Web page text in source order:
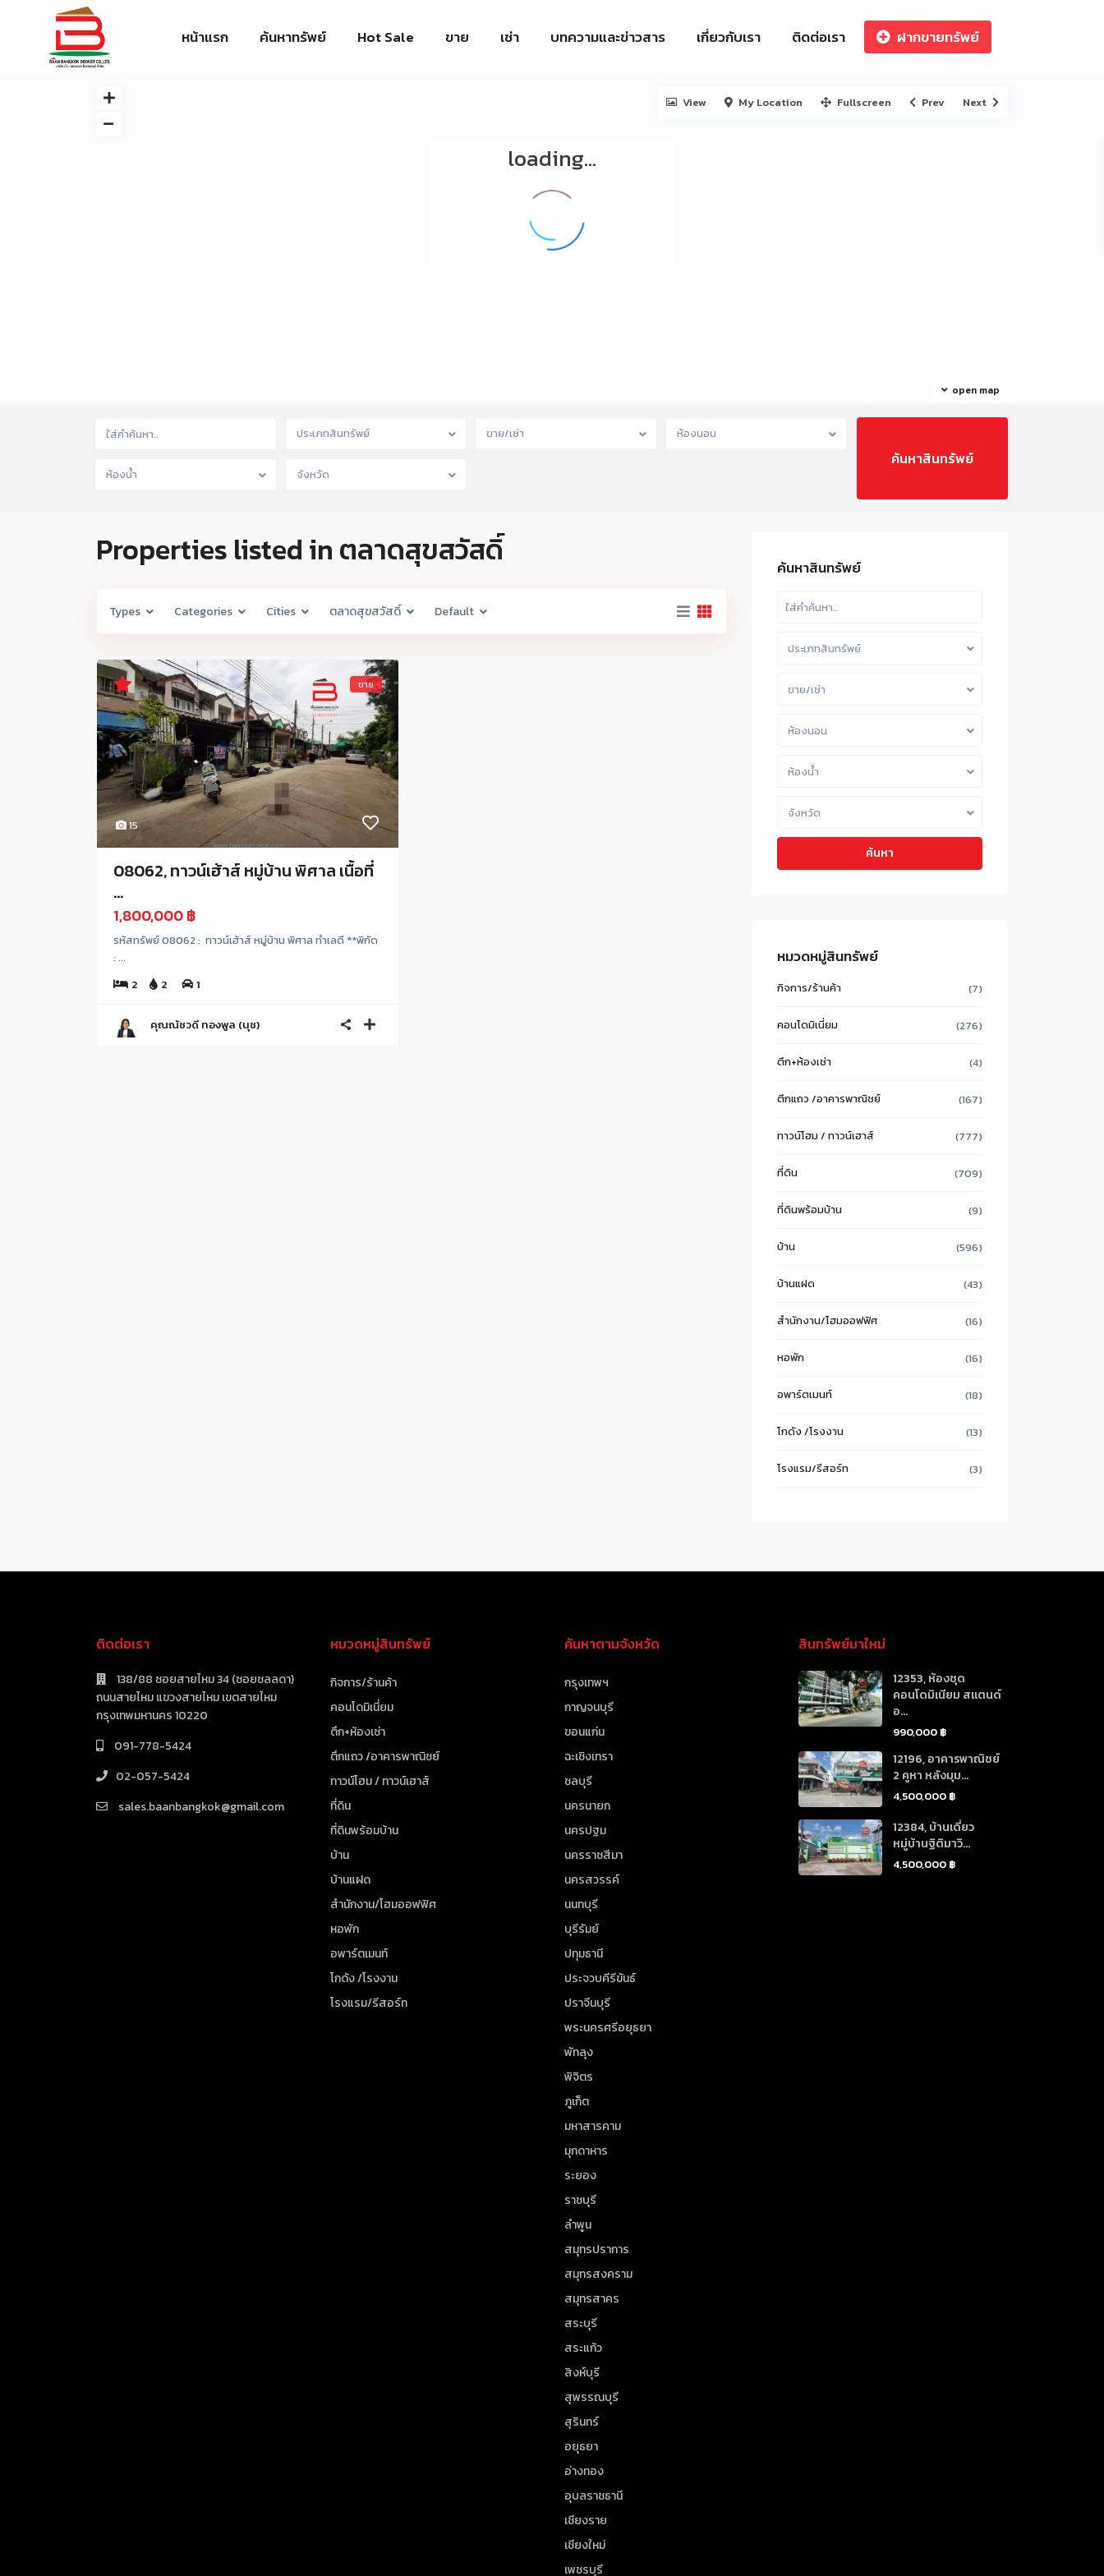
หน้าแรก ค้นหาทรัพย์ Hot Sale ขาย เช่า บทความและข่าวสาร เกี่ยวกับเรา ติดต่อเรา ฝากขายทรัพย์
loading...
open map
View My Location Fullscreen Prev Next
ประเภทสินทรัพย์ ขาย/เช่า ห้องนอน
ห้องน้ำ จังหวัด
Properties listed in ตลาดสุขสวัสดิ์
Types Categories Cities ตลาดสุขสวัสดิ์ Default
15
ขาย
08062, ทาวน์เฮ้าส์ หมู่บ้าน พิศาล เนื้อที่
...
1,800,000 ฿
รหัสทรัพย์ 08062 : ทาวน์เฮ้าส์ หมู่บ้าน พิศาล ทำเลดี **พิกัด
: ...
2
2 1
คุณณัชวดี ทองพูล (นุช)
ค้นหาสินทรัพย์
ประเภทสินทรัพย์
ขาย/เช่า
ห้องนอน
ห้องน้ำ
จังหวัด
ค้นหา
หมวดหมู่สินทรัพย์
กิจการ/ร้านค้า (7)
คอนโดมิเนี่ยม (276)
ตึก+ห้องเช่า (4)
ตึกแถว /อาคารพาณิชย์ (167)
ทาวน์โฮม / ทาวน์เฮาส์ (777)
ที่ดิน (709)
ที่ดินพร้อมบ้าน (9)
บ้าน (596)
บ้านแฝด (43)
สำนักงาน/โฮมออฟฟิศ (16)
หอพัก (16)
อพาร์ตเมนท์ (18)
โกดัง /โรงงาน (13)
โรงแรม/รีสอร์ท (3)
ติดต่อเรา
138/88 ซอยสายไหม 34 (ซอยชลลดา)
ถนนสายไหม แขวงสายไหม เขตสายไหม
กรุงเทพมหานคร 10220
091-778-5424
02-057-5424
sales.baanbangkok@gmail.com
หมวดหมู่สินทรัพย์
กิจการ/ร้านค้า
คอนโดมิเนี่ยม
ตึก+ห้องเช่า
ตึกแถว /อาคารพาณิชย์
ทาวน์โฮม / ทาวน์เฮาส์
ที่ดิน
ที่ดินพร้อมบ้าน
บ้าน
บ้านแฝด
สำนักงาน/โฮมออฟฟิศ
หอพัก
อพาร์ตเมนท์
โกดัง /โรงงาน
โรงแรม/รีสอร์ท
ค้นหาตามจังหวัด
กรุงเทพฯ
กาญจนบุรี
ขอนแก่น
ฉะเชิงเทรา
ชลบุรี
นครนายก
นครปฐม
นครราชสีมา
นครสวรรค์
นนทบุรี
บุรีรัมย์
ปทุมธานี
ประจวบคีรีขันธ์
ปราจีนบุรี
พระนครศรีอยุธยา
พัทลุง
พิจิตร
ภูเก็ต
มหาสารคาม
มุกดาหาร
ระยอง
ราชบุรี
ลำพูน
สมุทรปราการ
สมุทรสงคราม
สมุทรสาคร
สระบุรี
สระแก้ว
สิงห์บุรี
สุพรรณบุรี
สุรินทร์
อยุธยา
อ่างทอง
อุบลราชธานี
เชียงราย
เชียงใหม่
เพชรบุรี
สินทรัพย์มาใหม่
12353, ห้องชุด
คอนโดมิเนียม สแตนด์
อ...
990,000 ฿
12196, อาคารพาณิชย์
2 คูหา หลังมุม...
4,500,000 ฿
12384, บ้านเดี่ยว
หมู่บ้านฐิติมาวิ...
4,500,000 ฿